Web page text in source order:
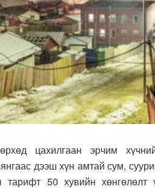
цахилгаан эрчим
дээш хүн амтай сум,
тарифт 50 хувийн хөнгөлөлт